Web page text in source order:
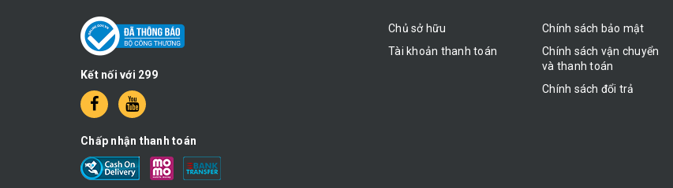
Kết nối với 299
Chấp nhận thanh toán
Chủ sở hữu
Tài khoản thanh toán
Chính sách bảo mật
Chính sách vận chuyển
và thanh toán
Chính sách đổi trả